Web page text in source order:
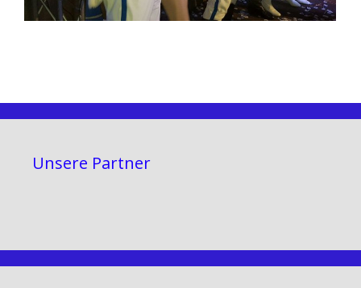
Unsere Partner